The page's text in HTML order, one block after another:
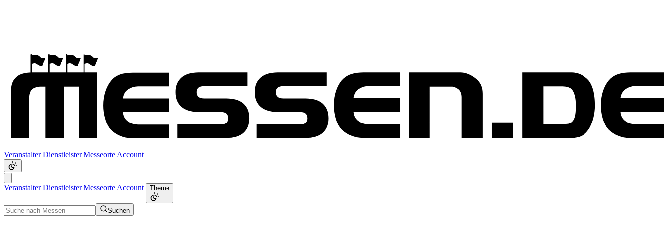
VeranstalterDienstleisterMesseorte Account
VeranstalterDienstleisterMesseorte Account Theme
Suchen